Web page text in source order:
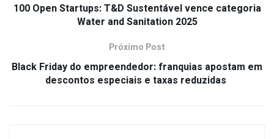
100 Open Startups: T&D Sustentável vence categoria
Water and Sanitation 2025
Próximo Post
Black Friday do empreendedor: franquias apostam em
descontos especiais e taxas reduzidas